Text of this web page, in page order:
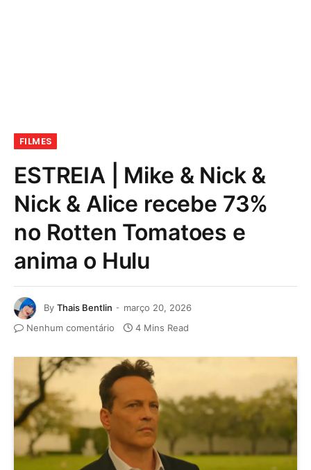
FILMES
ESTREIA | Mike & Nick &
Nick & Alice recebe 73%
no Rotten Tomatoes e
anima o Hulu
By Thais Bentlin
março 20, 2026
Nenhum comentário
4 Mins Read